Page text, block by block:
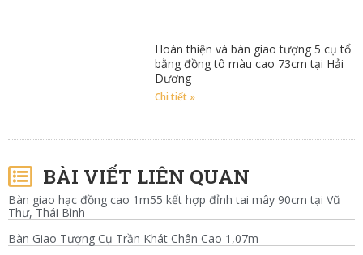
Hoàn thiện và bàn giao tượng 5 cụ tổ
bằng đồng tô màu cao 73cm tại Hải
Dương
Chi tiết »
BÀI VIẾT LIÊN QUAN
Bàn giao hạc đồng cao 1m55 kết hợp đỉnh tai mây 90cm tại Vũ
Thư, Thái Bình
Bàn Giao Tượng Cụ Trần Khát Chân Cao 1,07m